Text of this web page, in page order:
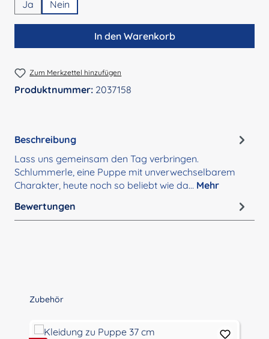
Ja
Nein
In den Warenkorb
Zum Merkzettel hinzufügen
Produktnummer: 2037158
Beschreibung
Lass uns gemeinsam den Tag verbringen.
Schlummerle, eine Puppe mit unverwechselbarem
Charakter, heute noch so beliebt wie da… Mehr
Bewertungen
Produktgalerie überspringen
Zubehör